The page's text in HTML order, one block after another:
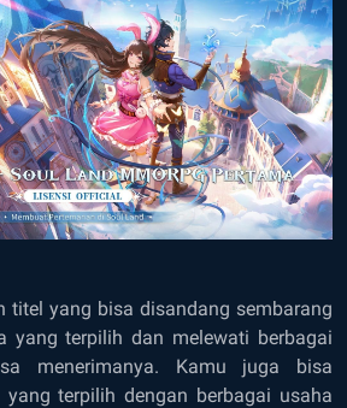
titel yang bisa disandang sembarang
yang terpilih dan melewati berbagai
menerimanya. Kamu juga bisa
terpilih dengan berbagai usaha